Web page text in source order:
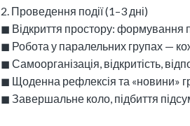
2. Проведення події (1–3 дні)
◼︎ Відкриття простору: формування
◼︎ Робота у паралельних групах —
◼︎ Самоорганізація, відкритість,
◼︎ Щоденна рефлексія та «новини»
◼︎ Завершальне коло, підбиття